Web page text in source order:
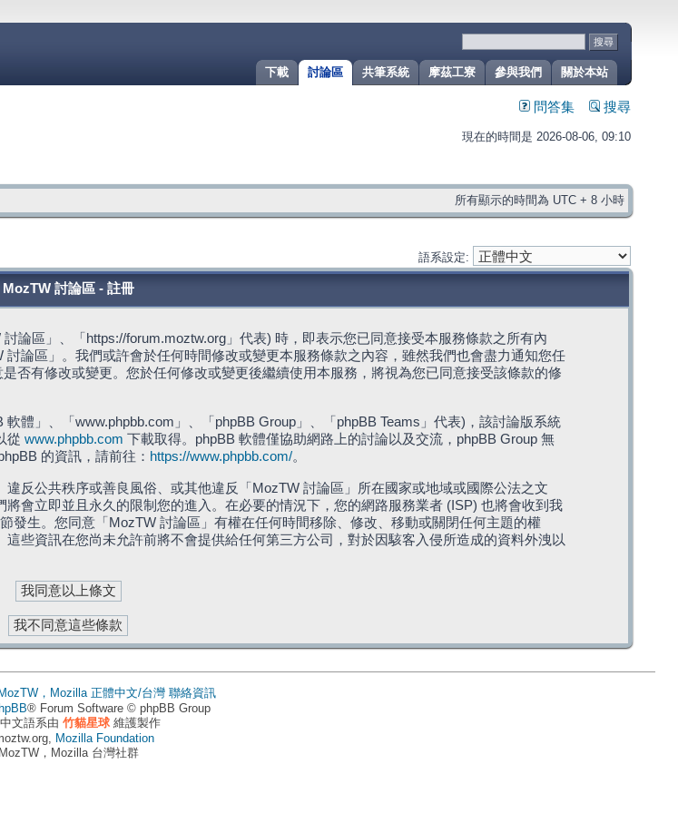
關於本站
參與我們
摩茲工寮
共筆系統
討論區
下載
問答集 搜尋
現在的時間是 2026-08-06, 09:10
所有顯示的時間為 UTC + 8 小時
語系設定:
MozTW 討論區 - 註冊
論區」、「https://forum.moztw.org」代表) 時，即表示您已同意接受本服務條款之所有內
論區」。我們或許會於任何時間修改或變更本服務條款之內容，雖然我們也會盡力通知您任
否有修改或變更。您於任何修改或變更後繼續使用本服務，將視為您已同意接受該條款的修
體」、「www.phpbb.com」、「phpBB Group」、「phpBB Teams」代表)，該討論版系統
從 www.phpbb.com 下載取得。phpBB 軟體僅協助網路上的討論以及交流，phpBB Group 無
的資訊，請前往： https://www.phpbb.com/。
反公共秩序或善良風俗、或其他違反「MozTW 討論區」所在國家或地域或國際公法之文
會立即並且永久的限制您的進入。在必要的情況下，您的網路服務業者 (ISP) 也將會收到我
發生。您同意「MozTW 討論區」有權在任何時間移除、修改、移動或關閉任何主題的權
些資訊在您尚未允許前將不會提供給任何第三方公司，對於因駭客入侵所造成的資料外洩以
，Mozilla 正體中文/台灣 聯絡資訊
® Forum Software © phpBB Group
文語系由 竹貓星球維護製作
Mozilla Foundation
MozTW，Mozilla 台灣社群